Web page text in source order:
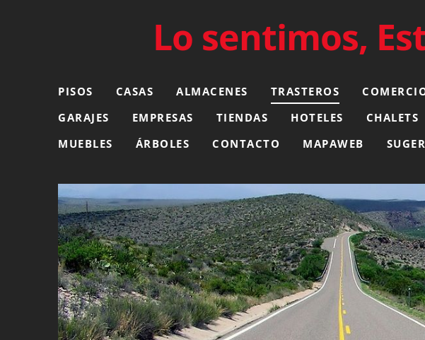
Lo sentimos,
PISOS CASAS ALMACENES TRASTEROS
GARAJES
EMPRESAS TIENDAS HOTELES CHALETS
MUEBLES
ÁRBOLES CONTACTO MAPAWEB